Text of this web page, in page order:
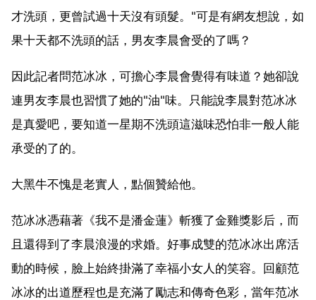
才洗頭，更曾試過十天沒有頭髮。"可是有網友想說，如
果十天都不洗頭的話，男友李晨會受的了嗎？
因此記者問范冰冰，可擔心李晨會覺得有味道？她卻說
連男友李晨也習慣了她的"油"味。只能說李晨對范冰冰
是真愛吧，要知道一星期不洗頭這滋味恐怕非一般人能
承受的了的。
大黑牛不愧是老實人，點個贊給他。
范冰冰憑藉著《我不是潘金蓮》斬獲了金雞獎影后，而
且還得到了李晨浪漫的求婚。好事成雙的范冰冰出席活
動的時候，臉上始終掛滿了幸福小女人的笑容。回顧范
冰冰的出道歷程也是充滿了勵志和傳奇色彩，當年范冰